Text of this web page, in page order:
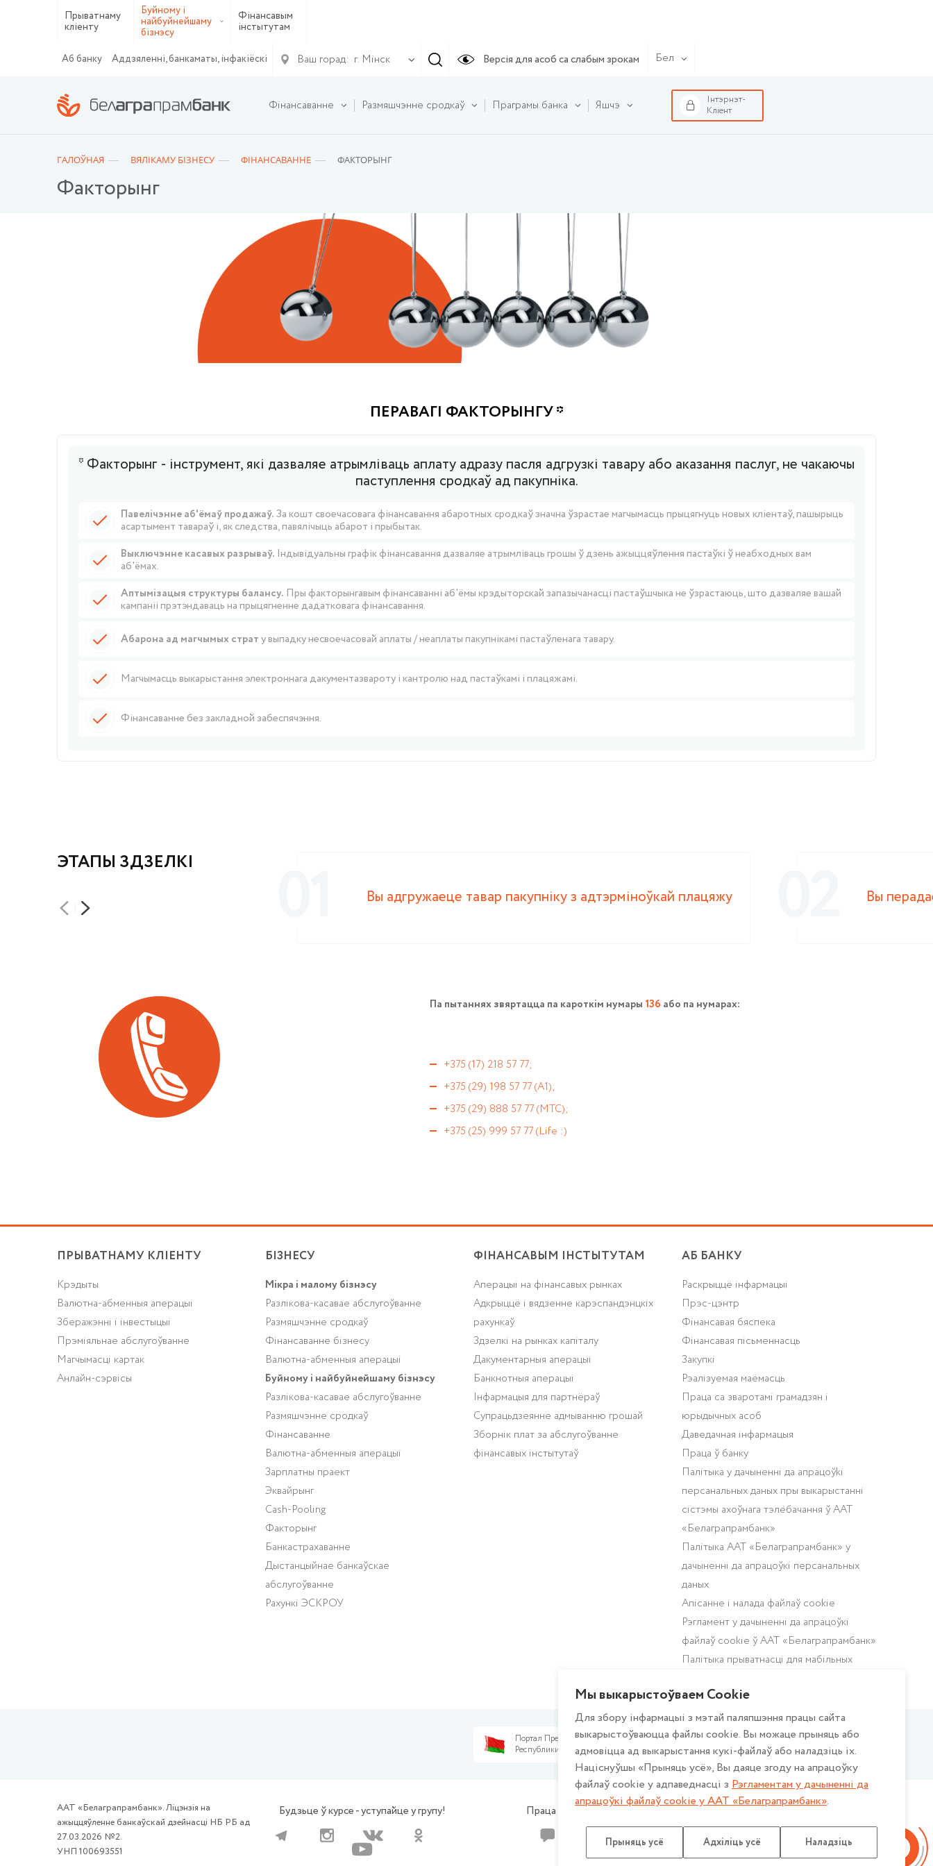
Прыватнаму
кліенту
Буйному і
найбуйнейшаму
бізнэсу
Фінансавым
інстытутам
Аб банку Аддзяленні, банкаматы, інфакіёскі Ваш горад: г. Мінск Версія для асоб са слабым зрокам Бел
Фінансаванне Размяшчэнне сродкаў Праграмы банка Яшчэ
Інтэрнэт-
Кліент
ГАЛОЎНАЯ ВЯЛІКАМУ БІЗНEСУ ФІНАНСАВАННЕ ФАКТОРЫНГ
Факторынг
ПЕРАВАГІ ФАКТОРЫНГУ *
* Факторынг - інструмент, які дазваляе атрымліваць аплату адразу пасля адгрузкі тавару або аказання паслуг, не чакаючы
паступлення сродкаў ад пакупніка.
Павелічэнне аб'ёмаў продажаў.За кошт своечасовага фінансавання абаротных сродкаў значна ўзрастае магчымасць прыцягнуць новых кліентаў, пашырыць
асартымент тавараў і, як следства, павялічыць абарот і прыбытак.
Выключэнне касавых разрываў. Індывідуальны графік фінансавання дазваляе атрымліваць грошы ў дзень ажыццяўлення пастаўкі ў неабходных вам
аб'ёмах.
Аптымізацыя структуры балансу. Пры факторынгавым фінансаванні аб'ёмы крэдыторскай запазычанасці пастаўшчыка не ўзрастаюць, што дазваляе вашай
кампаніі прэтэндаваць на прыцягненне дадатковага фінансавання.
Абарона ад магчымых страту выпадку несвоечасовай аплаты / неаплаты пакупнікамі пастаўленага тавару.
Магчымасць выкарыстання электроннага дакументазвароту і кантролю над пастаўкамі і плацяжамі.
Фінансаванне без закладной забеспячэння.
ЭТАПЫ ЗДЗЕЛКІ
Вы адгружаеце тавар пакупніку з адтэрміноўкай плацяжу Вы
Па пытаннях звяртацца па кароткім нумары 136 або па нумарах:
+375 (17) 218 57 77;
+375 (29) 198 57 77 (А1);
+375 (29) 888 57 77 (МТС);
+375 (25) 999 57 77 (Life :)
ПРЫВАТНАМУ КЛІЕНТУ
Крэдыты
Валютна-абменныя аперацыі
Зберажэнні і інвестыцыі
Прэміяльнае абслугоўванне
Магчымасці картак
Анлайн-сэрвісы
БІЗНЕСУ
Мікра і малому бізнэсу
Разлікова-касавае абслугоўванне
Размяшчэнне сродкаў
Фінансаванне бізнесу
Валютна-абменныя аперацыі
Буйному і найбуйнейшаму бізнэсу
Разлікова-касавае абслугоўванне
Размяшчэнне сродкаў
Фінансаванне
Валютна-абменныя аперацыі
Зарплатны праект
Эквайрынг
Cash-Pooling
Факторынг
Банкастрахаванне
Дыстанцыйнае банкаўскае
абслугоўванне
Рахункі ЭСКРОУ
ФІНАНСАВЫМ ІНСТЫТУТАМ
Аперацыі на фінансавых рынках
Адкрыццё і вядзенне карэспандэнцкіх
рахункаў
Здзелкі на рынках капіталу
Дакументарныя аперацыі
Банкнотныя аперацыі
Інфармацыя для партнёраў
Супрацьдзеянне адмыванню грошай
Зборнік плат за абслугоўванне
фінансавых інстытутаў
АБ БАНКУ
Раскрыццё інфармацыі
Прэс-цэнтр
Фінансавая бяспека
Фінансавая пісьменнасць
Закупкі
Рэалізуемая маёмасць
Праца са зваротамі грамадзян і
юрыдычных асоб
Даведачная інфармацыя
Праца ў банку
Палітыка у дачыненнi да апрацоўki
персанальных даных пры выкарыстаннi
сiстэмы ахоўнага тэлебачання ў ААТ
«Белаграпрамбанк»
Палітыка ААТ «Белаграпрамбанк» у
дачыненні да апрацоўкі персанальных
даных
Апісанне і налада файлаў cookie
Рэгламент у дачыненні да апрацоўкі
файлаў cookie ў ААТ «Белаграпрамбанк»
Палiтыка прыватнасцi для мабільных
Портал Президента
Республики Беларусь
Национальный Банк
Республики Беларусь
Год беларускай
жанчыны
ААТ «Белаграпрамбанк». Ліцэнзія на
ажыццяўленне банкаўскай дзейнасці НБ РБ ад
27.03.2026 №2.
УНП 100693551
Будзьце ў курсе - уступайце у групу! Праца са зваротамі
Распрацоўка сайта: Медыя Лайн
Карта сайта
Мы выкарыстоўваем Cookie
Для збору інфармацыі з мэтай паляпшэння працы сайта
выкарыстоўваюцца файлы cookie. Вы можаце прыняць або
адмовіцца ад выкарыстання кукі-файлаў або наладзіць іх.
Націснуўшы «Прыняць усё», Вы даяце згоду на апрацоўку
файлаў cookie у адпаведнасці з Рэгламентам у дачыненнi да
апрацоўкі файлаў cookie у ААТ «Белаграпрамбанк».
Прыняць усё Адхіліць усё Наладзіць